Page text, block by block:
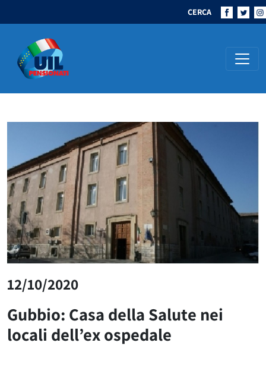
CERCA
Navigazione principale
12/10/2020
Gubbio: Casa della Salute nei
locali dell’ex ospedale